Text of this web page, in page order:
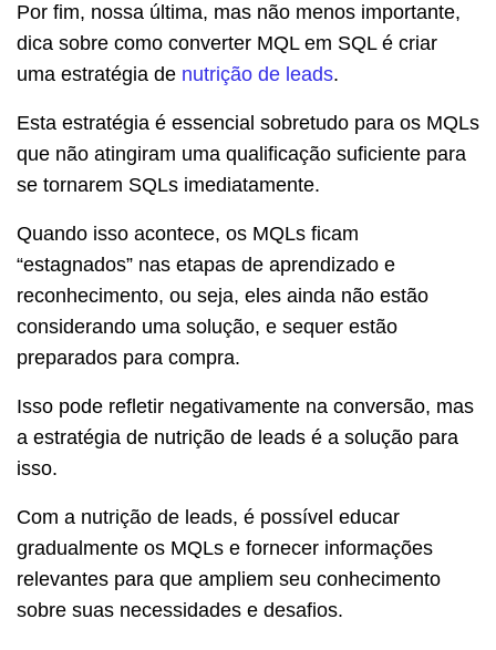
Por fim, nossa última, mas não menos importante,
dica sobre como converter MQL em SQL é criar
uma estratégia de nutrição de leads.
Esta estratégia é essencial sobretudo para os MQLs
que não atingiram uma qualificação suficiente para
se tornarem SQLs imediatamente.
Quando isso acontece, os MQLs ficam
“estagnados” nas etapas de aprendizado e
reconhecimento, ou seja, eles ainda não estão
considerando uma solução, e sequer estão
preparados para compra.
Isso pode refletir negativamente na conversão, mas
a estratégia de nutrição de leads é a solução para
isso.
Com a nutrição de leads, é possível educar
gradualmente os MQLs e fornecer informações
relevantes para que ampliem seu conhecimento
sobre suas necessidades e desafios.